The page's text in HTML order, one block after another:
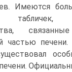
Имеются
частью